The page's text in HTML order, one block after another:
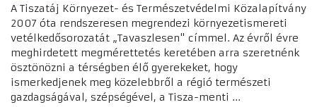
A Tiszatáj Környezet- és Természetvédelmi Közalapítvány
2007 óta rendszeresen megrendezi környezetismereti
vetélkedősorozatát „Tavaszlesen" címmel. Az évről évre
meghirdetett megmérettetés keretében arra szeretnénk
ösztönözni a térségben élő gyerekeket, hogy
ismerkedjenek meg közelebbről a régió természeti
gazdagságával, szépségével, a Tisza-menti ...